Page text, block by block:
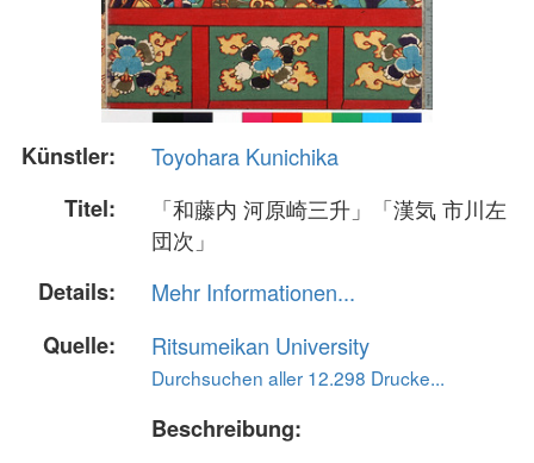
Künstler:
Toyohara Kunichika
Titel:
「和藤内 河原崎三升」「漢気 市川左
団次」
Details:
Mehr Informationen...
Quelle:
Ritsumeikan University
Durchsuchen aller 12.298 Drucke...
Beschreibung: